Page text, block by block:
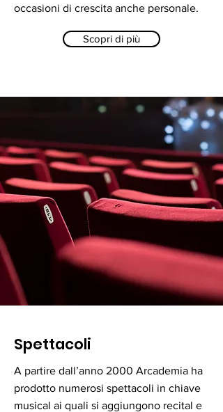
occasioni di crescita anche personale.
Scopri di più
Spettacoli
A partire dall’anno 2000 Arcademia ha
prodotto numerosi spettacoli in chiave
musical ai quali si aggiungono recital e